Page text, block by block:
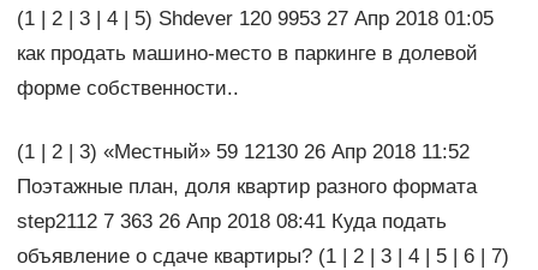
(1 | 2 | 3 | 4 | 5) Shdever 120 9953 27 Апр 2018 01:05
как продать машино-место в паркинге в долевой
форме собственности..
(1 | 2 | 3) «Местный» 59 12130 26 Апр 2018 11:52
Поэтажные план, доля квартир разного формата
step2112 7 363 26 Апр 2018 08:41 Куда подать
объявление о сдаче квартиры? (1 | 2 | 3 | 4 | 5 | 6 | 7)